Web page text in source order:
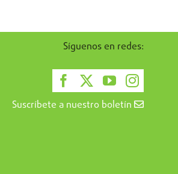
Síguenos en redes:
Suscríbete a nuestro boletín